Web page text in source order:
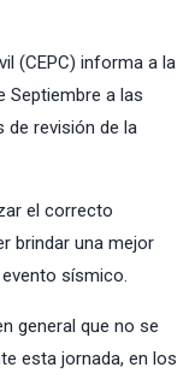
(CEPC) informa a la
Septiembre a las
de revisión de la
el correcto
brindar una mejor
sísmico.
general que no se
esta jornada, en los